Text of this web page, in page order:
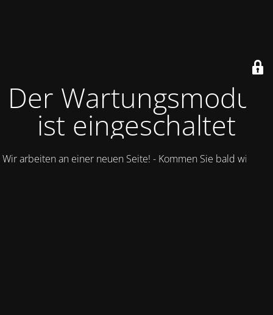
Der Wartungsmodus
ist eingeschaltet
Wir arbeiten an einer neuen Seite! - Kommen Sie bald wieder.